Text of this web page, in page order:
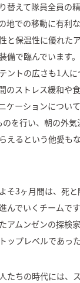
替えて隊員全員の
地での移動に有利
と保温性に優れた
備で臨んでいます
ントの広さも1人
のストレス緩和や
ケーションについ
を行い、朝の外
えるという他愛も
そ3ヶ月間は、死
んでいくチームで
アムンゼンの探検
ップレベルであっ
たちの時代には、